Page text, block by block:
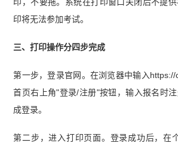
印，不要拖。系统在打印窗口关闭后不提
印将无法参加考试。
三、打印操作分四步完成
第一步，登录官网。在浏览器中输入
首页右上角"登录/注册"按钮，输入报名时
成登录。
第二步，进入打印页面。登录成功后，在